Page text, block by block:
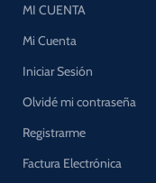
MI CUENTA
Mi Cuenta
Iniciar Sesión
Olvidé mi contraseña
Registrarme
Factura Electrónica